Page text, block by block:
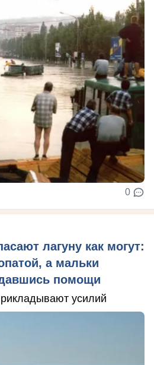
0
лагуну как могут:
а мальки
помощи
усилий